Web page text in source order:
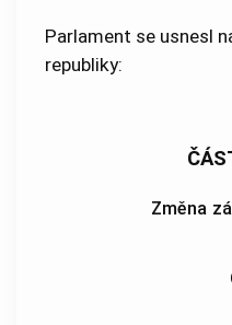
Parlament se usnesl
republiky:
Změna